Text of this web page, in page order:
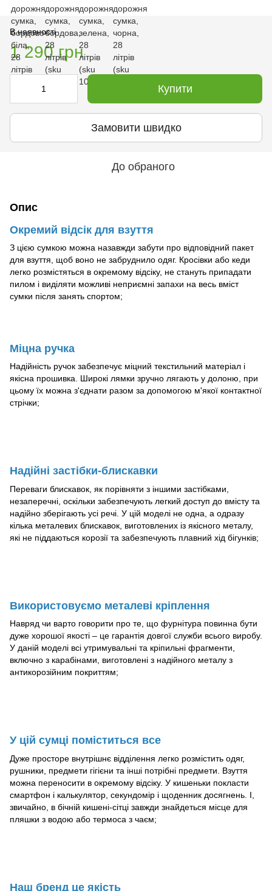
В наявності
1 290 грн
Купити
Замовити швидко
До обраного
Опис
Окремий відсік для взуття
З цією сумкою можна назавжди забути про відповідний пакет
для взуття, щоб воно не забруднило одяг. Кросівки або кеди
легко розмістяться в окремому відсіку, не стануть припадати
пилом і виділяти можливі неприємні запахи на весь вміст
сумки після занять спортом;
Міцна ручка
Надійність ручок забезпечує міцний текстильний матеріал і
якісна прошивка. Широкі лямки зручно лягають у долоню, при
цьому їх можна з'єднати разом за допомогою м'якої контактної
стрічки;
Надійні застібки-блискавки
Переваги блискавок, як порівняти з іншими застібками,
незаперечні, оскільки забезпечують легкий доступ до вмісту та
надійно зберігають усі речі. У цій моделі не одна, а одразу
кілька металевих блискавок, виготовлених із якісного металу,
які не піддаються корозії та забезпечують плавний хід бігунків;
Використовуємо металеві кріплення
Навряд чи варто говорити про те, що фурнітура повинна бути
дуже хорошої якості – це гарантія довгої служби всього виробу.
У даній моделі всі утримувальні та кріпильні фрагменти,
включно з карабінами, виготовлені з надійного металу з
антикорозійним покриттям;
У цій сумці поміститься все
Дуже просторе внутрішнє відділення легко розмістить одяг,
рушники, предмети гігієни та інші потрібні предмети. Взуття
можна переносити в окремому відсіку. У кишеньки покласти
смартфон і калькулятор, секундомір і щоденник досягнень. І,
звичайно, в бічній кишені-сітці завжди знайдеться місце для
пляшки з водою або термоса з чаєм;
Наш бренд це якість